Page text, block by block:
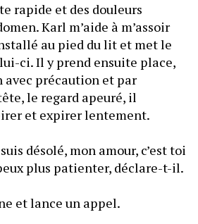
rapide et des douleurs
Karl m’aide à m’assoir
au pied du lit et met le
ci. Il y prend ensuite place,
avec précaution et par
le regard apeuré, il
et expirer lentement.
désolé, mon amour, c’est toi
plus patienter, déclare-t-il.
et lance un appel.